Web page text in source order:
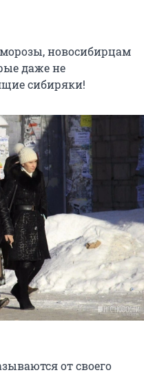
новосибирцам
даже не
сибиряки!
от своего